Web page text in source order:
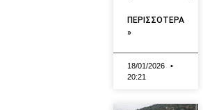
ΠΕΡΙΣΣΟΤΕΡΑ
»
18/01/2026
20:21